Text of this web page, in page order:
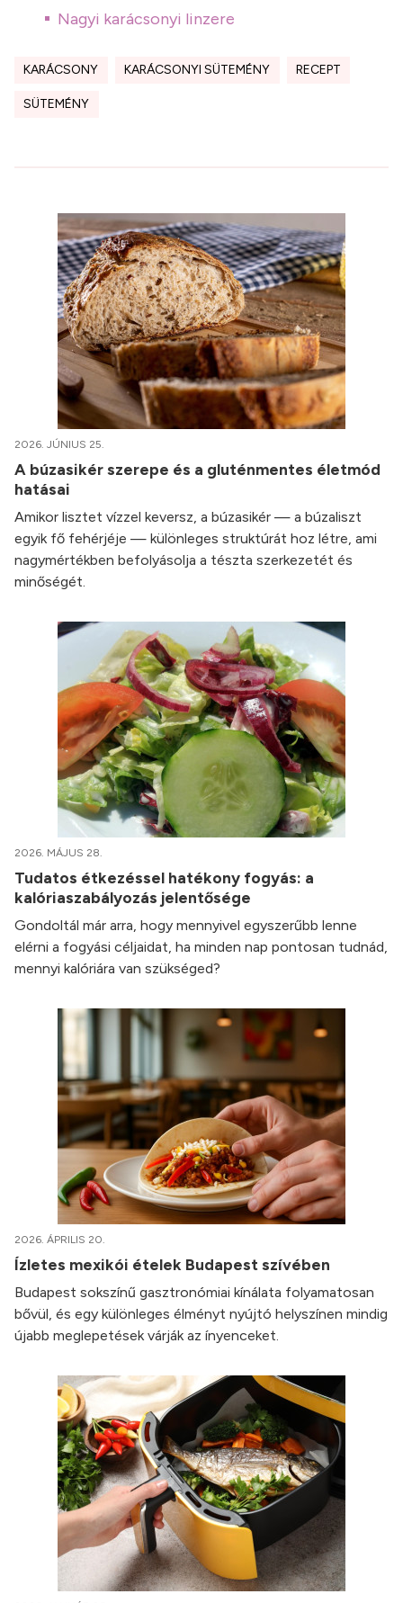
Nagyi karácsonyi linzere
KARÁCSONY KARÁCSONYI SÜTEMÉNY RECEPT
SÜTEMÉNY
2026. JÚNIUS 25.
A búzasikér szerepe és a gluténmentes életmód
hatásai
Amikor lisztet vízzel keversz, a búzasikér — a búzaliszt
egyik fő fehérjéje — különleges struktúrát hoz létre, ami
nagymértékben befolyásolja a tészta szerkezetét és
minőségét.
2026. MÁJUS 28.
Tudatos étkezéssel hatékony fogyás: a
kalóriaszabályozás jelentősége
Gondoltál már arra, hogy mennyivel egyszerűbb lenne
elérni a fogyási céljaidat, ha minden nap pontosan tudnád,
mennyi kalóriára van szükséged?
2026. ÁPRILIS 20.
Ízletes mexikói ételek Budapest szívében
Budapest sokszínű gasztronómiai kínálata folyamatosan
bővül, és egy különleges élményt nyújtó helyszínen mindig
újabb meglepetések várják az ínyenceket.